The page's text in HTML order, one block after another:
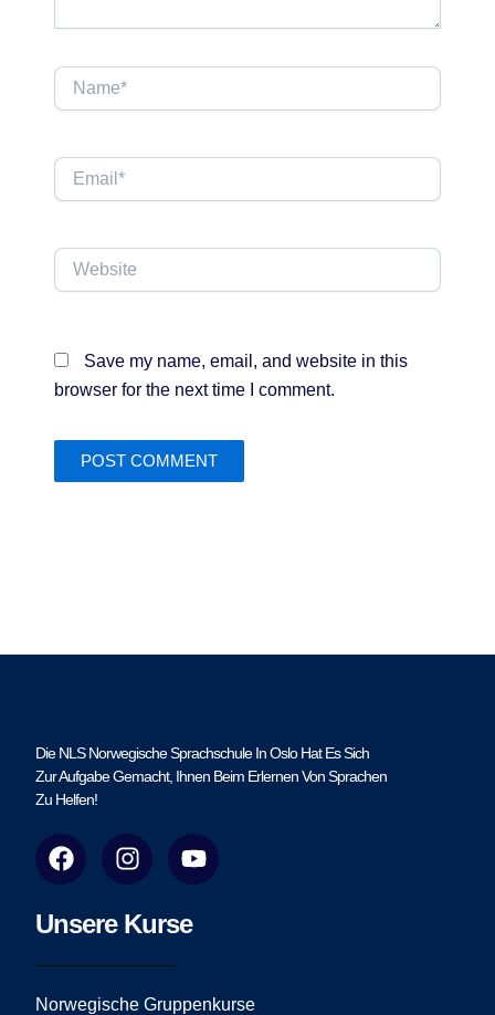
Name*
Email*
Website
Save my name, email, and website in this
browser for the next time I comment.
Die NLS Norwegische Sprachschule In Oslo Hat Es Sich
Zur Aufgabe Gemacht, Ihnen Beim Erlernen Von Sprachen
Zu Helfen!
F
a
e
o
o
I
n
t
g
r
Y
o
t
e
Unsere Kurse
Norwegische Gruppenkurse